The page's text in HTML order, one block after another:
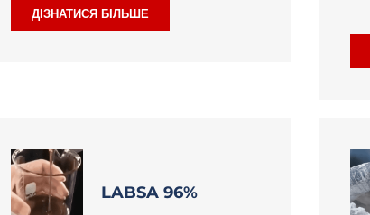
ДІЗНАТИСЯ БІЛЬШЕ
LABSA 96%